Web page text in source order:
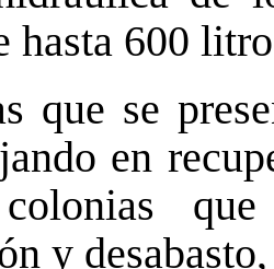
hasta 600
que se
en
que
y